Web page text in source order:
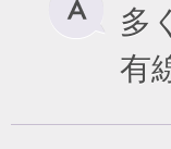
多
有